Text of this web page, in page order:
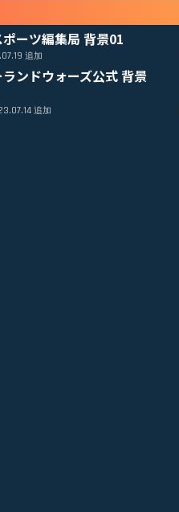
ーツ編集局 背景01
追加
ンドウォーズ公式 背景
追加